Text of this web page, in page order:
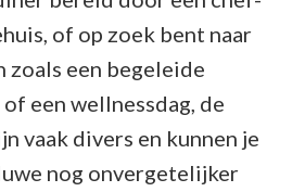
of op zoek bent naar
een begeleide
een wellnessdag, de
vaak divers en kunnen je
nog onvergetelijker